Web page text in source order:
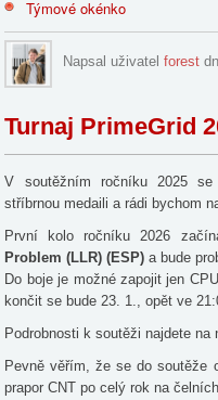
Týmové okénko
Napsal uživatelforest
Turnaj PrimeGrid
V soutěžním ročníku 2025
stříbrnou medaili a rádi bychom
První kolo ročníku 2026
Problem (LLR) (ESP)a bude
Do boje je možné zapojit jen CPU
končit se bude 23. 1., opět ve
Podrobnosti k soutěži najdete
Pevně věřím, že se do soutěže
prapor CNT po celý rok na